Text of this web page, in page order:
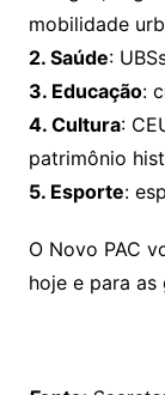
mobilidade
2. Saúde:
3. Educação:
4. Cultura:
patrimônio
5. Esporte:
O Novo PAC
hoje e para as